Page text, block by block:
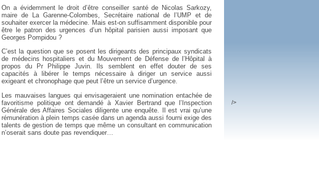
On a évidemment le droit d’être conseiller santé de Nicolas Sarkozy,
maire de La Garenne-Colombes, Secrétaire national de l’UMP et de
souhaiter exercer la médecine. Mais est-on suffisamment disponible pour
être le patron des urgences d’un hôpital parisien aussi imposant que
Georges Pompidou ?
C’est la question que se posent les dirigeants des principaux syndicats
de médecins hospitaliers et du Mouvement de Défense de l’Hôpital à
propos du Pr Philippe Juvin. Ils semblent en effet douter de ses
capacités à libérer le temps nécessaire à diriger un service aussi
exigeant et chronophage que peut l’être un service d’urgence.
Les mauvaises langues qui envisageraient une nomination entachée de
favoritisme politique ont demandé à Xavier Bertrand que l’Inspection
Générale des Affaires Sociales diligente une enquête. Il est vrai qu’une
rémunération à plein temps casée dans un agenda aussi fourni exige des
talents de gestion de temps que même un consultant en communication
n’oserait sans doute pas revendiquer…
/>